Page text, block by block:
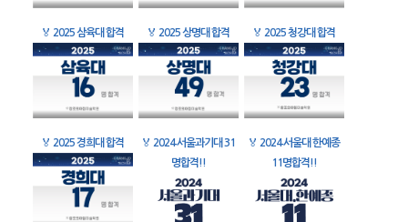
🏅 2025 삼육대 합격 🏅 2025 상명대 합격 🏅 2025 청강대 합격
🏅 2025 경희대 합격 🏅 2024 서울과기대 31
명합격!!
🏅 2024 서울대 한예종
11명합격!!